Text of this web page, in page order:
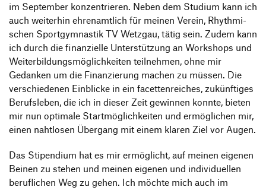
im September konzen­trieren. Neben dem Studium kann ich
auch weiterhin ehren­amt­lich für meinen Verein, Rhyth­mi­
schen Sport­gym­nastik TV Wetzgau, tätig sein. Zudem kann
ich durch die finan­zi­elle Unter­stüt­zung an Work­shops und
Weiter­bil­dungs­mög­lich­keiten teil­nehmen, ohne mir
Gedanken um die Finan­zie­rung machen zu müssen. Die
verschie­denen Einblicke in ein facet­ten­rei­ches, zukünf­tiges
Berufs­leben, die ich in dieser Zeit gewinnen konnte, bieten
mir nun opti­male Start­mög­lich­keiten und ermög­li­chen mir,
einen naht­losen Über­gang mit einem klaren Ziel vor Augen.
Das Stipen­dium hat es mir ermög­licht, auf meinen eigenen
Beinen zu stehen und meinen eigenen und indi­vi­du­ellen
beruf­li­chen Weg zu gehen. Ich möchte mich auch im